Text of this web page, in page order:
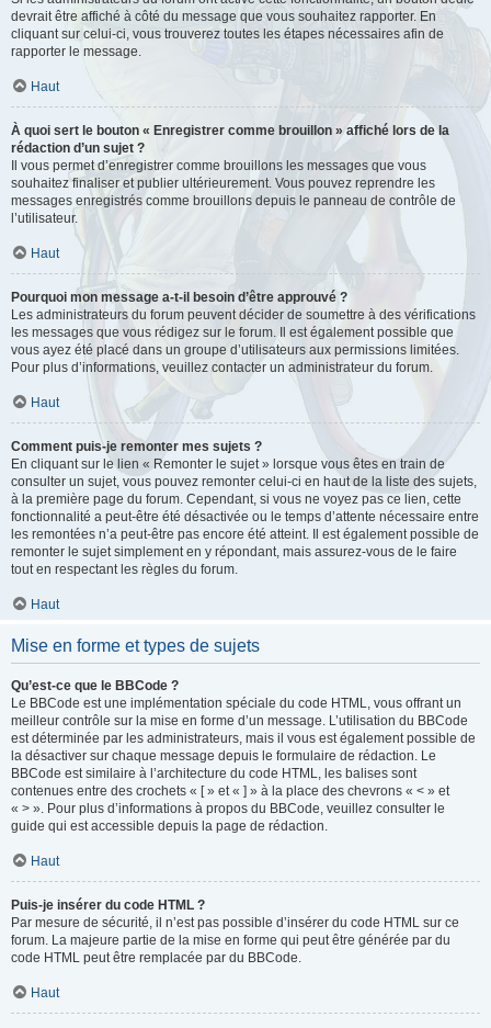
devrait être affiché à côté du message que vous souhaitez rapporter. En
cliquant sur celui-ci, vous trouverez toutes les étapes nécessaires afin de
rapporter le message.
Haut
À quoi sert le bouton « Enregistrer comme brouillon » affiché lors de la
rédaction d’un sujet ?
Il vous permet d’enregistrer comme brouillons les messages que vous
souhaitez finaliser et publier ultérieurement. Vous pouvez reprendre les
messages enregistrés comme brouillons depuis le panneau de contrôle de
l’utilisateur.
Haut
Pourquoi mon message a-t-il besoin d’être approuvé ?
Les administrateurs du forum peuvent décider de soumettre à des vérifications
les messages que vous rédigez sur le forum. Il est également possible que
vous ayez été placé dans un groupe d’utilisateurs aux permissions limitées.
Pour plus d’informations, veuillez contacter un administrateur du forum.
Haut
Comment puis-je remonter mes sujets ?
En cliquant sur le lien « Remonter le sujet » lorsque vous êtes en train de
consulter un sujet, vous pouvez remonter celui-ci en haut de la liste des sujets,
à la première page du forum. Cependant, si vous ne voyez pas ce lien, cette
fonctionnalité a peut-être été désactivée ou le temps d’attente nécessaire entre
les remontées n’a peut-être pas encore été atteint. Il est également possible de
remonter le sujet simplement en y répondant, mais assurez-vous de le faire
tout en respectant les règles du forum.
Haut
Mise en forme et types de sujets
Qu’est-ce que le BBCode ?
Le BBCode est une implémentation spéciale du code HTML, vous offrant un
meilleur contrôle sur la mise en forme d’un message. L’utilisation du BBCode
est déterminée par les administrateurs, mais il vous est également possible de
la désactiver sur chaque message depuis le formulaire de rédaction. Le
BBCode est similaire à l’architecture du code HTML, les balises sont
contenues entre des crochets « [ » et « ] » à la place des chevrons « < » et
« > ». Pour plus d’informations à propos du BBCode, veuillez consulter le
guide qui est accessible depuis la page de rédaction.
Haut
Puis-je insérer du code HTML ?
Par mesure de sécurité, il n’est pas possible d’insérer du code HTML sur ce
forum. La majeure partie de la mise en forme qui peut être générée par du
code HTML peut être remplacée par du BBCode.
Haut